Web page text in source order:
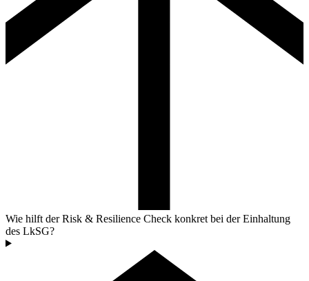
Wie hilft der Risk & Resilience Check konkret bei der Einhaltung
des LkSG?